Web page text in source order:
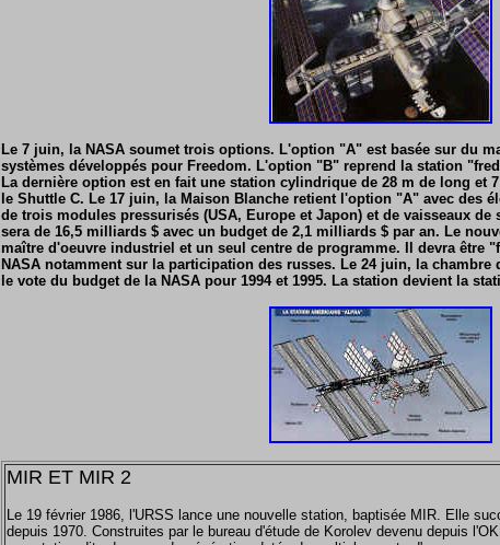
Le 7 juin, la NASA soumet trois options. L'option "A" est basée sur du
systèmes développés pour Freedom. L'option "B" reprend la station
La dernière option est en fait une station cylindrique de 28 m de long et
le Shuttle C. Le 17 juin, la Maison Blanche retient l'option "A" avec des
de trois modules pressurisés (USA, Europe et Japon) et de vaisseaux de
sera de 16,5 milliards $ avec un budget de 2,1 milliards $ par an. Le
maître d'oeuvre industriel et un seul centre de programme. Il devra être
NASA notamment sur la participation des russes. Le 24 juin, la chambre
le vote du budget de la NASA pour 1994 et 1995. La station devient la
MIR ET MIR 2
Le 19 février 1986, l'URSS lance une nouvelle station, baptisée MIR. Elle
depuis 1970. Construites par le bureau d'étude de Korolev devenu depuis